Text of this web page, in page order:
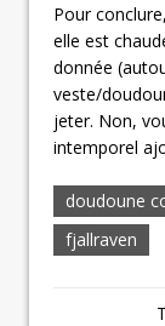
Pour conclure,
elle est
donnée
veste/
jeter. Non,
intemporel
doudoune
fjallraven